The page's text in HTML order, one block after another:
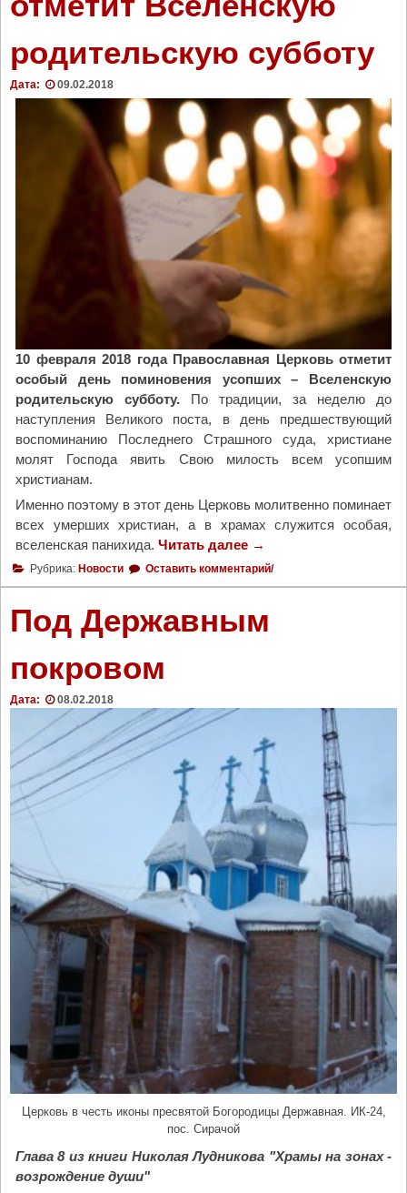
–
ч
д
о
т
н
о
м
р
е
с
у
"
родительскую субботу
Дата: 09.02.2018
10 февраля 2018 года Православная Церковь отметит
особый день поминовения усопших – Вселенскую
родительскую субботу. По традиции, за неделю до
наступления Великого поста, в день предшествующий
воспоминанию Последнего Страшного суда, христиане
молят Господа явить Свою милость всем усопшим
христианам.
Именно поэтому в этот день Церковь молитвенно поминает
всех умерших христиан, а в храмах служится особая,
вселенская панихида. Читать далее "
1
0
е
л
Ц
е
р
к
о
в
ь
т
м
е
е
л
е
к
→
Рубрика: Новости Оставить комментарий/
Под Державным
покровом
Дата: 08.02.2018
Церковь в честь иконы пресвятой Богородицы Державная. ИК-24,
пос. Сирачой
Глава 8 из книги Николая Лудникова "Храмы на зонах -
возрождение души"